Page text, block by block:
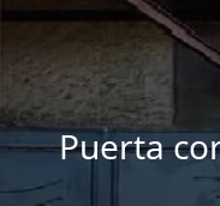
Puerta